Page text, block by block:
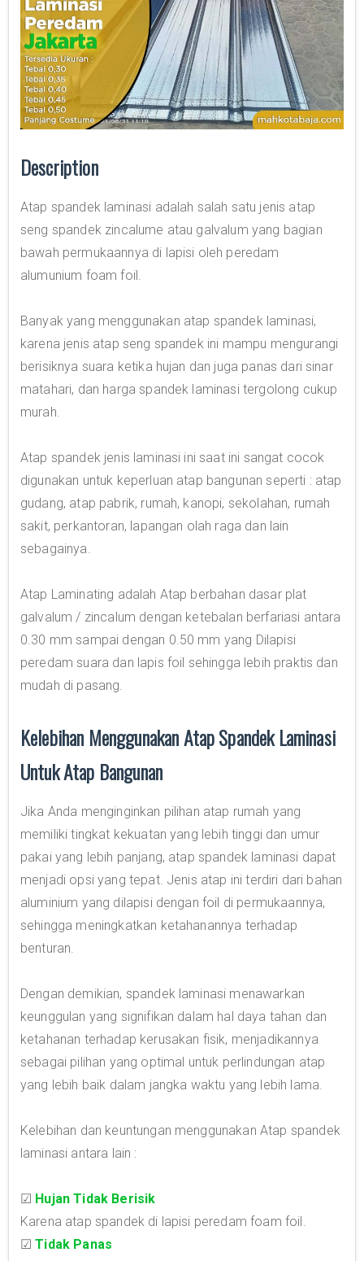
Description
Atap spandek laminasi adalah salah satu jenis atap
seng spandek zincalume atau galvalum yang bagian
bawah permukaannya di lapisi oleh peredam
alumunium foam foil.
Banyak yang menggunakan atap spandek laminasi,
karena jenis atap seng spandek ini mampu mengurangi
berisiknya suara ketika hujan dan juga panas dari sinar
matahari, dan harga spandek laminasi tergolong cukup
murah.
Atap spandek jenis laminasi ini saat ini sangat cocok
digunakan untuk keperluan atap bangunan seperti : atap
gudang, atap pabrik, rumah, kanopi, sekolahan, rumah
sakit, perkantoran, lapangan olah raga dan lain
sebagainya.
Atap Laminating adalah Atap berbahan dasar plat
galvalum / zincalum dengan ketebalan berfariasi antara
0.30 mm sampai dengan 0.50 mm yang Dilapisi
peredam suara dan lapis foil sehingga lebih praktis dan
mudah di pasang.
Kelebihan Menggunakan Atap Spandek Laminasi
Untuk Atap Bangunan
Jika Anda menginginkan pilihan atap rumah yang
memiliki tingkat kekuatan yang lebih tinggi dan umur
pakai yang lebih panjang, atap spandek laminasi dapat
menjadi opsi yang tepat. Jenis atap ini terdiri dari bahan
aluminium yang dilapisi dengan foil di permukaannya,
sehingga meningkatkan ketahanannya terhadap
benturan.
Dengan demikian, spandek laminasi menawarkan
keunggulan yang signifikan dalam hal daya tahan dan
ketahanan terhadap kerusakan fisik, menjadikannya
sebagai pilihan yang optimal untuk perlindungan atap
yang lebih baik dalam jangka waktu yang lebih lama.
Kelebihan dan keuntungan menggunakan Atap spandek
laminasi antara lain :
☑ Hujan Tidak Berisik
Karena atap spandek di lapisi peredam foam foil.
☑Tidak Panas